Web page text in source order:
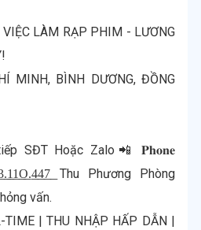
VIỆC LÀM RẠP PHIM - LƯƠNG
MINH, BÌNH DƯƠNG, ĐỒNG
SĐT Hoặc Zalo📲 𝐏𝐡𝐨𝐧𝐞
Thu Phương Phòng
vấn.
TIME | THU NHẬP HẤP DẪN |